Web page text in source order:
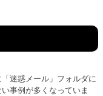
迷惑メール」フォルダに
事例が多くなっていま